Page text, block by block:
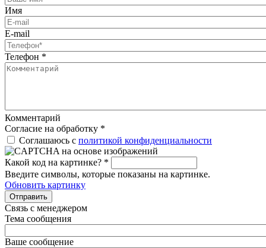
Имя
E-mail
Телефон *
Комментарий
Согласие на обработку *
Соглашаюсь с политикой конфиденциальности
Какой код на картинке? *
Введите символы, которые показаны на картинке.
Обновить картинку
Отправить
Связь с менеджером
Тема сообщения
Ваше сообщение